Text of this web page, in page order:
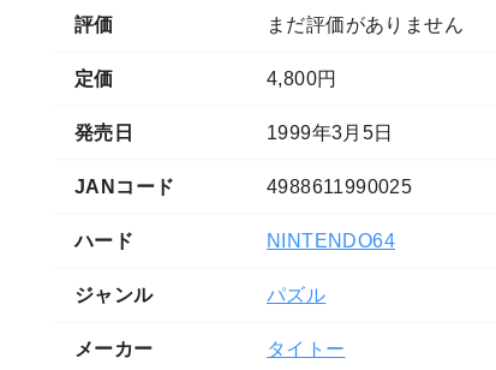
評価 まだ評価がありません
定価 4,800円
発売日 1999年3月5日
JANコード 4988611990025
ハード NINTENDO64
ジャンル パズル
メーカー タイトー